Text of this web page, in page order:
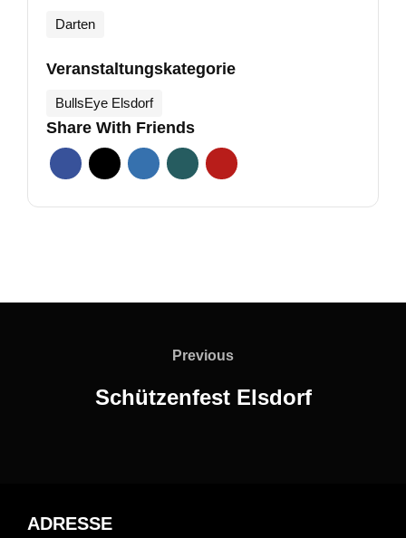
Darten
Veranstaltungskategorie
BullsEye Elsdorf
Share With Friends
Previous
Previous
Schützenfest Elsdorf
ADRESSE